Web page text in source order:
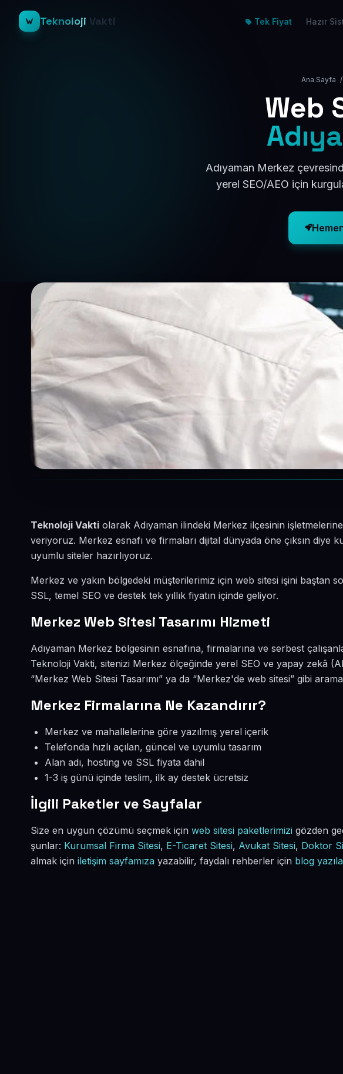
Teknoloji Vakti Tek Fiyat Hazır
Ana Sayfa /
Web
Adıyaman Merkez
yerel SEO/AEO için
Teknoloji Vakti olarak Adıyaman ilindeki Merkez ilçesinin
veriyoruz. Merkez esnafı ve firmaları dijital dünyada öne çıksın diye
uyumlu siteler hazırlıyoruz.
Merkez ve yakın bölgedeki müşterilerimiz için web sitesi işini baştan
SSL, temel SEO ve destek tek yıllık fiyatın içinde geliyor.
Merkez Web Sitesi Tasarımı Hizmeti
Adıyaman Merkez bölgesinin esnafına, firmalarına ve serbest
Teknoloji Vakti, sitenizi Merkez ölçeğinde yerel SEO ve yapay zekâ
“Merkez Web Sitesi Tasarımı” ya da “Merkez'de web sitesi” gibi
Merkez Firmalarına Ne Kazandırır?
Merkez ve mahallelerine göre yazılmış yerel içerik
Telefonda hızlı açılan, güncel ve uyumlu tasarım
Alan adı, hosting ve SSL fiyata dahil
1-3 iş günü içinde teslim, ilk ay destek ücretsiz
İlgili Paketler ve Sayfalar
Size en uygun çözümü seçmek için web sitesi paketlerimizi gözden
şunlar: Kurumsal Firma Sitesi, E-Ticaret Sitesi, Avukat Sitesi, Doktor
almak için iletişim sayfamıza yazabilir, faydalı rehberler için blog